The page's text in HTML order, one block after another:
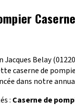
Jacques Belay
caserne de
dans notre
: Caserne de